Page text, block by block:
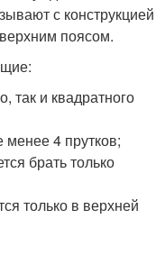
с конструкцией
поясом.
так и квадратного
4 прутков;
брать только
только в верхней